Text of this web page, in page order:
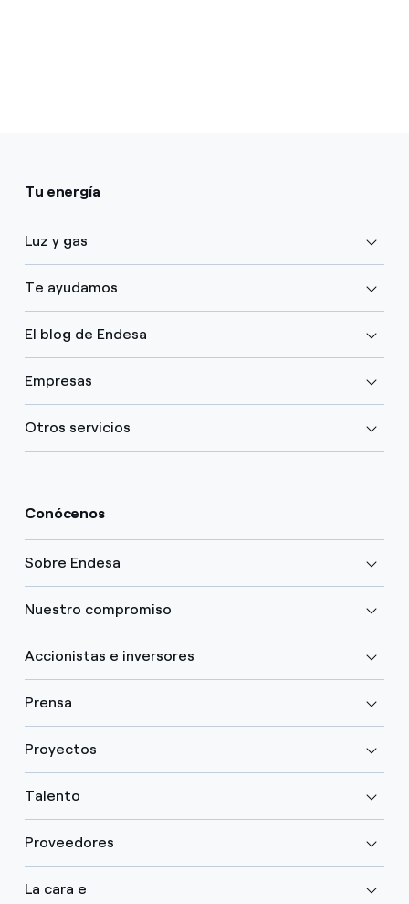
Tu energía
Luz y gas
Te ayudamos
El blog de Endesa
Empresas
Otros servicios
Conócenos
Sobre Endesa
Nuestro compromiso
Accionistas e inversores
Prensa
Proyectos
Talento
Proveedores
La cara e